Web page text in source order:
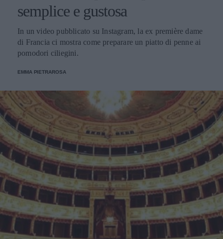
semplice e gustosa
In un video pubblicato su Instagram, la ex première dame
di Francia ci mostra come preparare un piatto di penne ai
pomodori ciliegini.
EMMA PIETRAROSA